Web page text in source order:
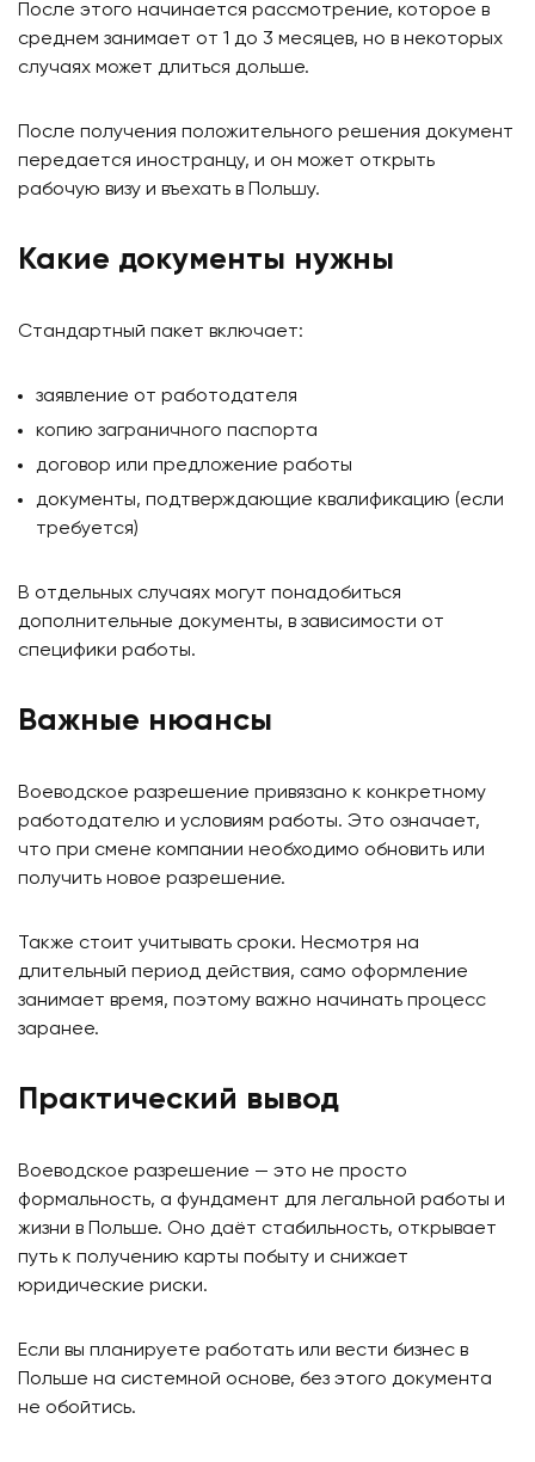
После этого начинается рассмотрение, которое в
среднем занимает от 1 до 3 месяцев, но в некоторых
случаях может длиться дольше.
После получения положительного решения документ
передается иностранцу, и он может открыть
рабочую визу и въехать в Польшу.
Какие документы нужны
Стандартный пакет включает:
заявление от работодателя
копию заграничного паспорта
договор или предложение работы
документы, подтверждающие квалификацию (если
требуется)
В отдельных случаях могут понадобиться
дополнительные документы, в зависимости от
специфики работы.
Важные нюансы
Воеводское разрешение привязано к конкретному
работодателю и условиям работы. Это означает,
что при смене компании необходимо обновить или
получить новое разрешение.
Также стоит учитывать сроки. Несмотря на
длительный период действия, само оформление
занимает время, поэтому важно начинать процесс
заранее.
Практический вывод
Воеводское разрешение — это не просто
формальность, а фундамент для легальной работы и
жизни в Польше. Оно даёт стабильность, открывает
путь к получению карты побыту и снижает
юридические риски.
Если вы планируете работать или вести бизнес в
Польше на системной основе, без этого документа
не обойтись.